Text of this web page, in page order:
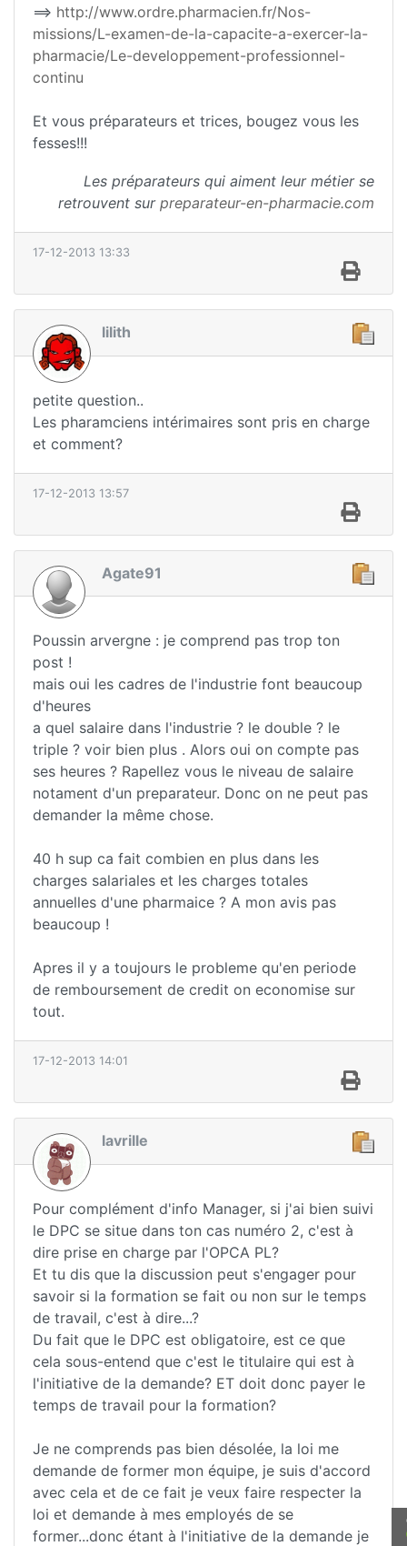
==> http://www.ordre.pharmacien.fr/Nos-
missions/L-examen-de-la-capacite-a-exercer-la-
pharmacie/Le-developpement-professionnel-
continu
Et vous préparateurs et trices, bougez vous les
fesses!!!
Les préparateurs qui aiment leur métier se
retrouvent sur preparateur-en-pharmacie.com
17-12-2013 13:33
lilith
petite question..
Les pharamciens intérimaires sont pris en charge
et comment?
17-12-2013 13:57
Agate91
Poussin arvergne : je comprend pas trop ton
post !
mais oui les cadres de l'industrie font beaucoup
d'heures
a quel salaire dans l'industrie ? le double ? le
triple ? voir bien plus . Alors oui on compte pas
ses heures ? Rapellez vous le niveau de salaire
notament d'un preparateur. Donc on ne peut pas
demander la même chose.
40 h sup ca fait combien en plus dans les
charges salariales et les charges totales
annuelles d'une pharmaice ? A mon avis pas
beaucoup !
Apres il y a toujours le probleme qu'en periode
de remboursement de credit on economise sur
tout.
17-12-2013 14:01
lavrille
Pour complément d'info Manager, si j'ai bien suivi
le DPC se situe dans ton cas numéro 2, c'est à
dire prise en charge par l'OPCA PL?
Et tu dis que la discussion peut s'engager pour
savoir si la formation se fait ou non sur le temps
de travail, c'est à dire...?
Du fait que le DPC est obligatoire, est ce que
cela sous-entend que c'est le titulaire qui est à
l'initiative de la demande? ET doit donc payer le
temps de travail pour la formation?
Je ne comprends pas bien désolée, la loi me
demande de former mon équipe, je suis d'accord
avec cela et de ce fait je veux faire respecter la
loi et demande à mes employés de se
former...donc étant à l'initiative de la demande je